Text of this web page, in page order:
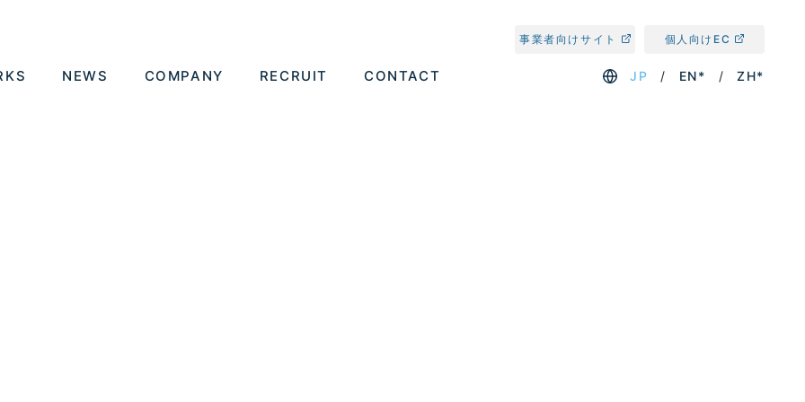
NEWS COMPANY RECRUIT CONTACT
事業者向けサイト 個人向けEC
JP EN* ZH*